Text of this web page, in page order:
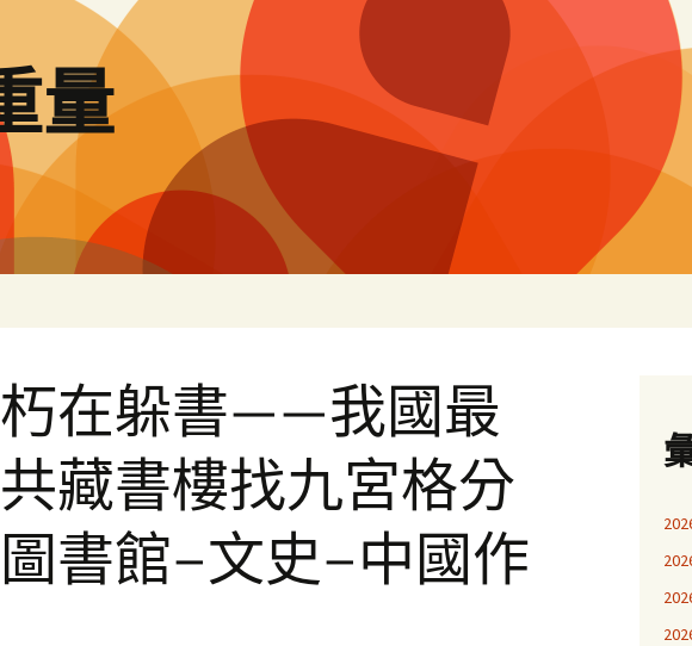
量
在躲書——我國最
藏書樓找九宮格分
書館–文史–中國作